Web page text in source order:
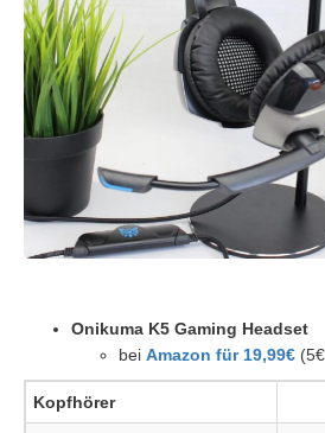
Onikuma K5 Gaming Headset
bei Amazon für 19,99€
Kopfhörer